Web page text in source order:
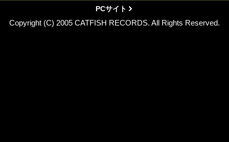
PCサイト
Copyright (C) 2005 CATFISH RECORDS. All Rights Reserved.